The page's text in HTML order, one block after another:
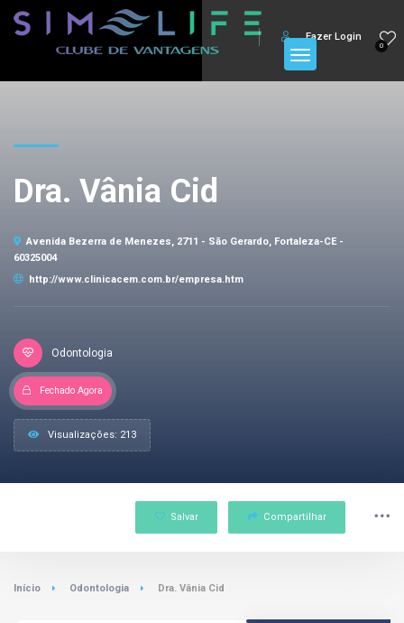
0
Fazer Login
Dra. Vânia Cid
Avenida Bezerra de Menezes, 2711 - São Gerardo, Fortaleza-CE -
60325004
http://www.clinicacem.com.br/empresa.htm
Odontologia
Fechado Agora
Visualizações: 213
Salvar Compartilhar
Início Odontologia Dra. Vânia Cid